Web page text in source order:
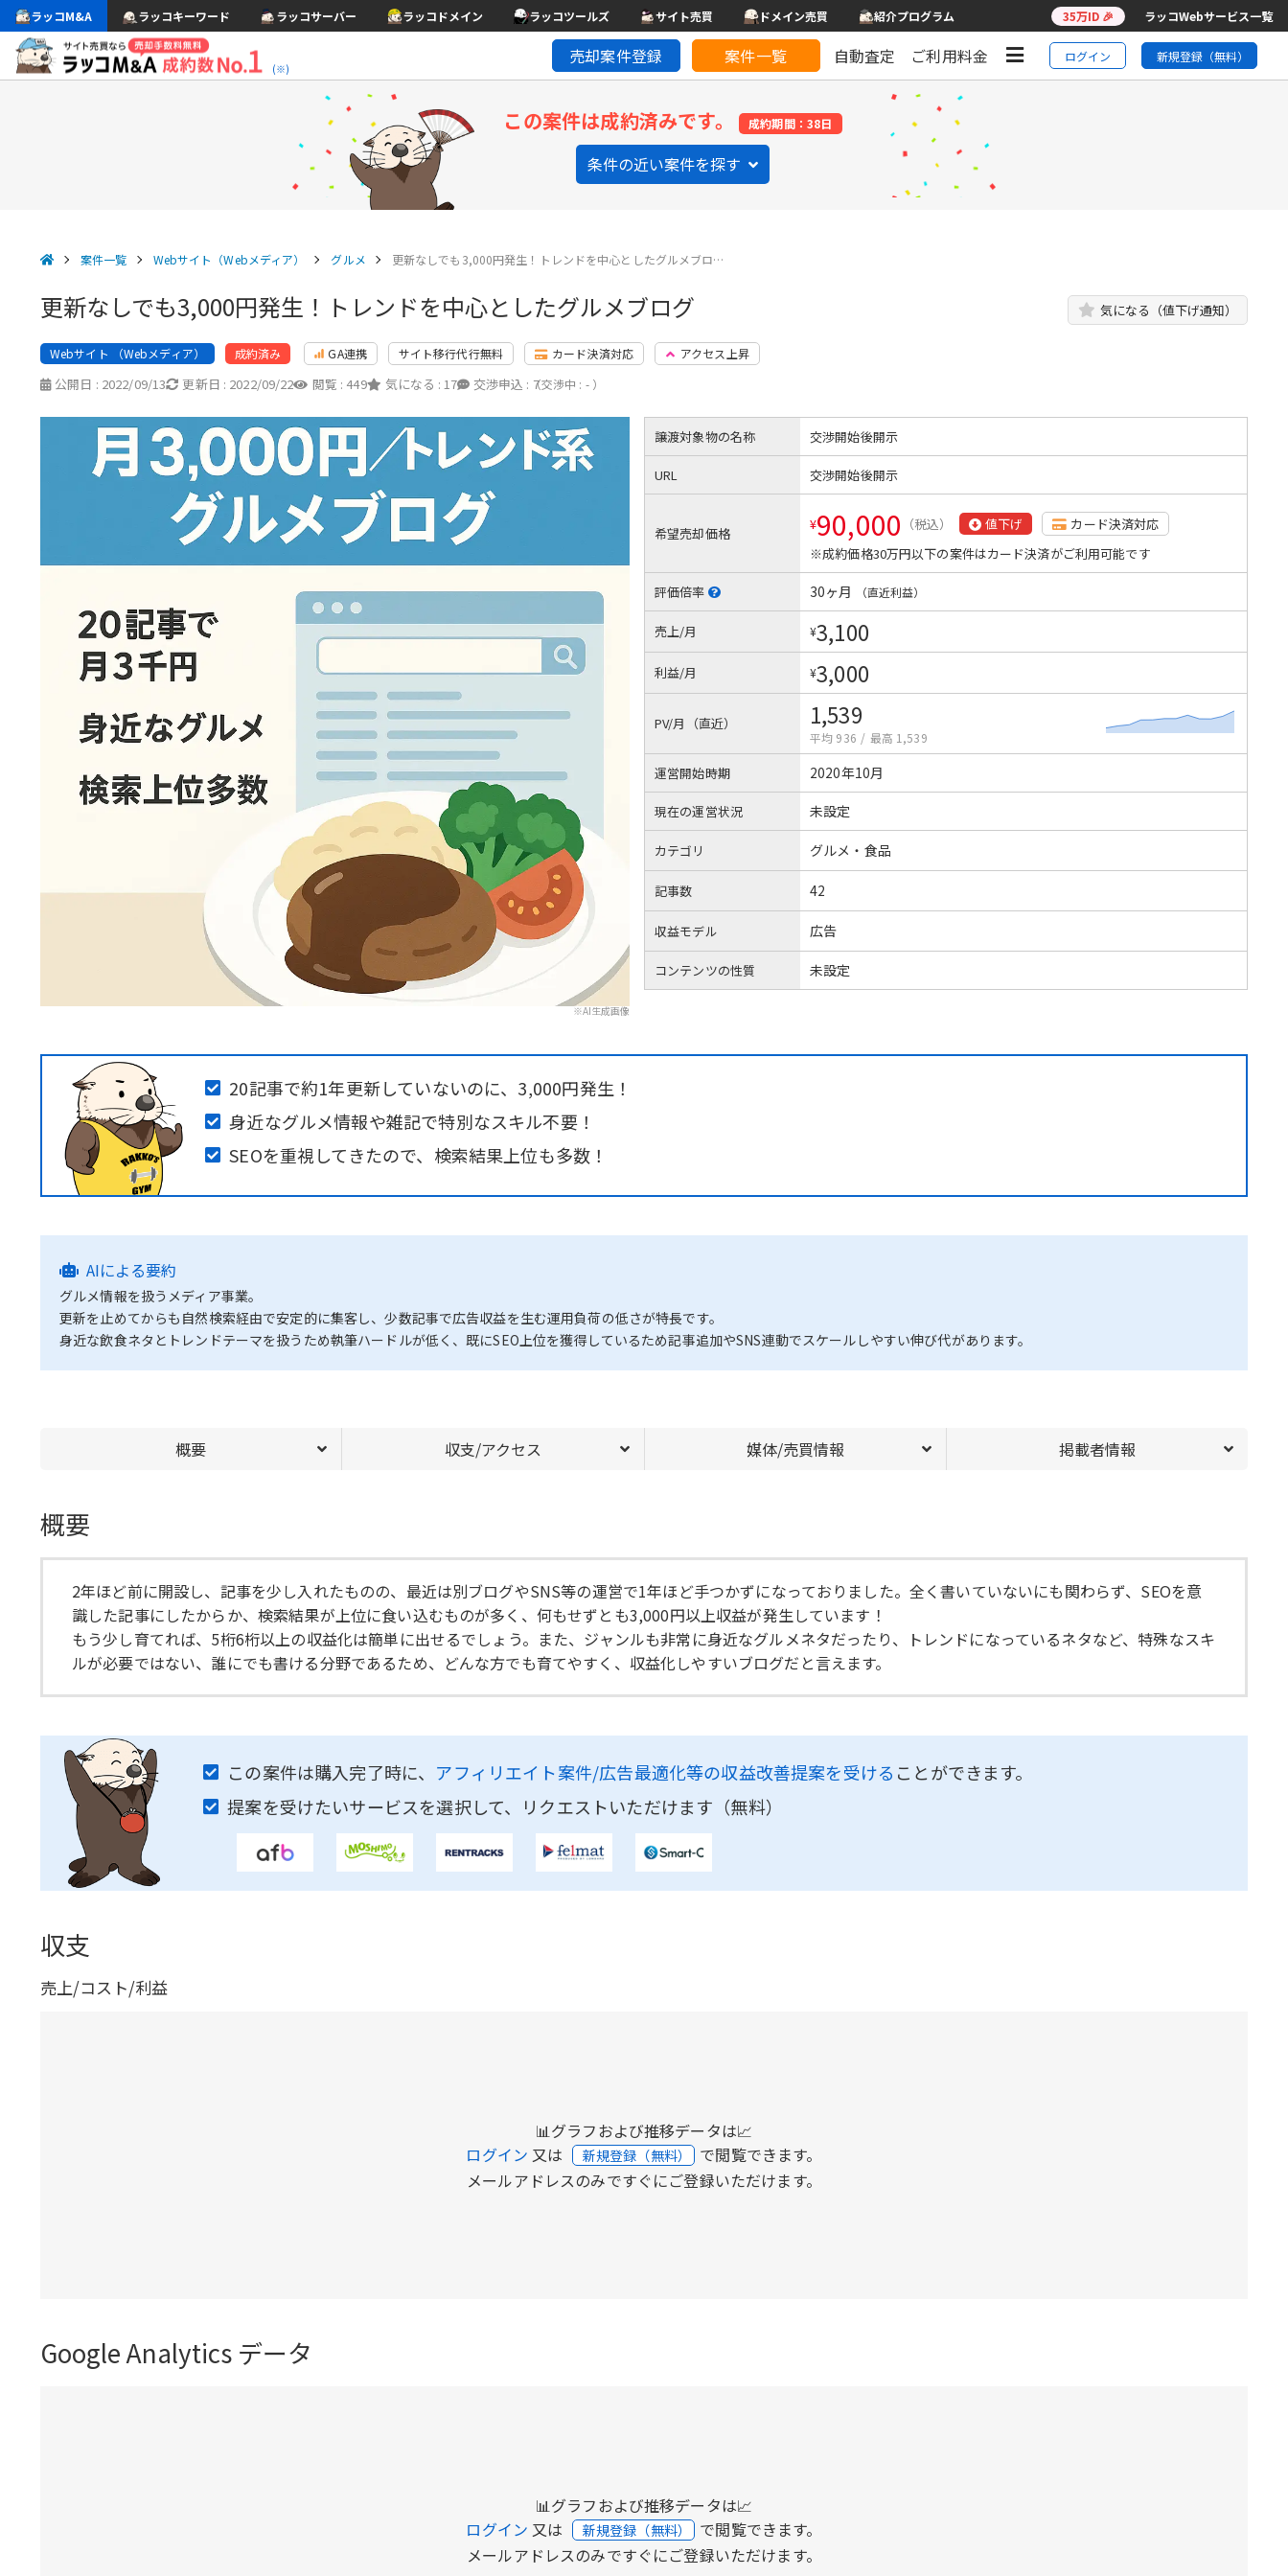
ラッコM&A ラッコキーワード ラッコサーバー ラッコドメイン ラッコツールズ サイト売買 ドメイン売買 紹介プログラム 35万ID 🎉 ラッコWebサービス一覧
(※)
売却案件登録 案件一覧 自動査定 ご利用料金 ログイン 新規登録（無料）
この案件は成約済みです。 成約期間：38日
条件の近い案件を探す
案件一覧 Webサイト（Webメディア） グルメ 更新なしでも3,000円発生！トレンドを中心としたグルメブロ…
更新なしでも3,000円発生！トレンドを中心としたグルメブログ 気になる（値下げ通知）
Webサイト （Webメディア） 成約済み GA連携 サイト移行代行無料 カード決済対応 アクセス上昇
公開日 : 2022/09/13 更新日 : 2022/09/22 閲覧 : 449 気になる : 17 交渉申込 : 7
（交渉中 : - ）
※AI生成画像
譲渡対象物の名称 交渉開始後開示
URL 交渉開始後開示
希望売却価格 ¥90,000 （税込） 値下げ
カード決済対応
※成約価格30万円以下の案件はカード決済がご利用可能です
評価倍率 30ヶ月 （直近利益）
売上/月 ¥3,100
利益/月 ¥3,000
PV/月（直近） 1,539
平均 936 / 最高 1,539
運営開始時期 2020年10月
現在の運営状況 未設定
カテゴリ グルメ・食品
記事数 42
収益モデル 広告
コンテンツの性質 未設定
20記事で約1年更新していないのに、3,000円発生！
身近なグルメ情報や雑記で特別なスキル不要！
SEOを重視してきたので、検索結果上位も多数！
AIによる要約
グルメ情報を扱うメディア事業。
更新を止めてからも自然検索経由で安定的に集客し、少数記事で広告収益を生む運用負荷の低さが特長です。
身近な飲食ネタとトレンドテーマを扱うため執筆ハードルが低く、既にSEO上位を獲得しているため記事追加やSNS連動でスケールしやすい伸び代があります。
概要 収支/アクセス 媒体/売買情報 掲載者情報
概要
2年ほど前に開設し、記事を少し入れたものの、最近は別ブログやSNS等の運営で1年ほど手つかずになっておりました。全く書いていないにも関わらず、SEOを意
識した記事にしたからか、検索結果が上位に食い込むものが多く、何もせずとも3,000円以上収益が発生しています！
もう少し育てれば、5桁6桁以上の収益化は簡単に出せるでしょう。また、ジャンルも非常に身近なグルメネタだったり、トレンドになっているネタなど、特殊なスキ
ルが必要ではない、誰にでも書ける分野であるため、どんな方でも育てやすく、収益化しやすいブログだと言えます。
この案件は購入完了時に、 アフィリエイト案件/広告最適化等の収益改善提案を受ける ことができます。
提案を受けたいサービスを選択して、リクエストいただけます（無料）
収支
売上/コスト/利益
📊グラフおよび推移データは📈
ログイン 又は 新規登録（無料） で閲覧できます。
メールアドレスのみですぐにご登録いただけます。
Google Analytics データ
📊グラフおよび推移データは📈
ログイン 又は 新規登録（無料） で閲覧できます。
メールアドレスのみですぐにご登録いただけます。